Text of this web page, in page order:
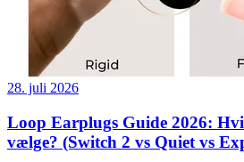
28. juli 2026
Loop Earplugs Guide 2026:
vælge? (Switch 2 vs Quiet vs